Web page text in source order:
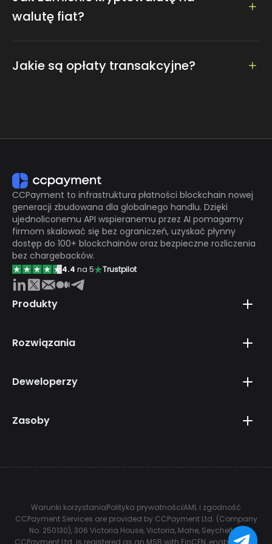
walutę fiat?
można łatwo uzyskać dostęp, ustawiając walutę i
Jakie są opłaty transakcyjne?
CCPayment to infrastruktura płatności blockchain nowej
generacji zbudowana dla globalnego handlu. Dzięki
ujednoliconemu API wspieranemu przez AI pomagamy
firmom skalować się bez ograniczeń, uzyskać płynny
dostęp do 100+ blockchainów oraz bezpieczne rozliczenia
bez chargebacków.
4.4 na 5 Trustpilot
Produkty
Rozwiązania
Deweloperzy
Zasoby
Warunki korzystaniaPolityka prywatnościAML i zgodność
CCPayment Services are provided by CCPayment Ltd. (Company
No. 250130), 306 Victoria House, Victoria, Mahe, Seychelles.
CCPayment Ltd. is registered as an MSB with FinCEN, enabling it to